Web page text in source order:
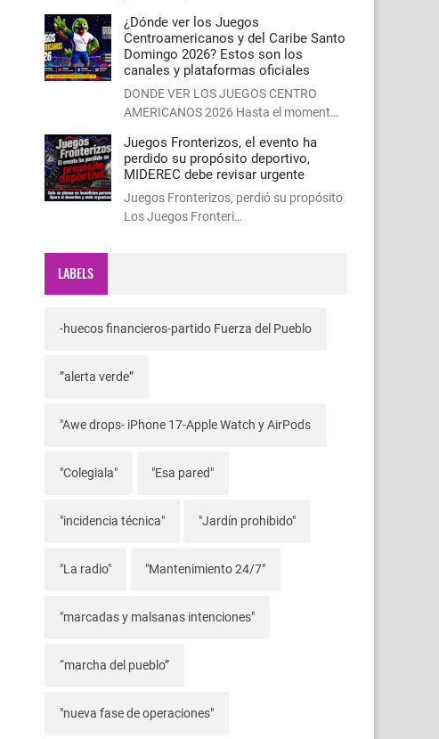
¿Dónde ver los Juegos
Centroamericanos y del Caribe Santo
Domingo 2026? Estos son los
canales y plataformas oficiales
DONDE VER LOS JUEGOS CENTRO
AMERICANOS 2026 Hasta el moment…
Juegos Fronterizos, el evento ha
perdido su propósito deportivo,
MIDEREC debe revisar urgente
Juegos Fronterizos, perdió su propósito
Los Juegos Fronteri…
LABELS
-huecos financieros-partido Fuerza del Pueblo
”alerta verde”
"Awe drops- iPhone 17-Apple Watch y AirPods
"Colegiala" "Esa pared"
"incidencia técnica" "Jardín prohibido"
"La radio" "Mantenimiento 24/7"
"marcadas y malsanas intenciones"
“marcha del pueblo”
"nueva fase de operaciones"